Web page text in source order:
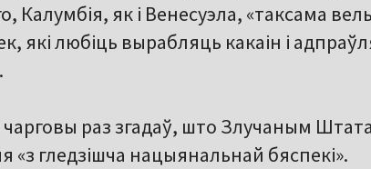
Калумбія, як і Венесуэла, «таксама
які любіць вырабляць какаін і
раз згадаў, што Злучаным
«з гледзішча нацыянальнай бяспекі».